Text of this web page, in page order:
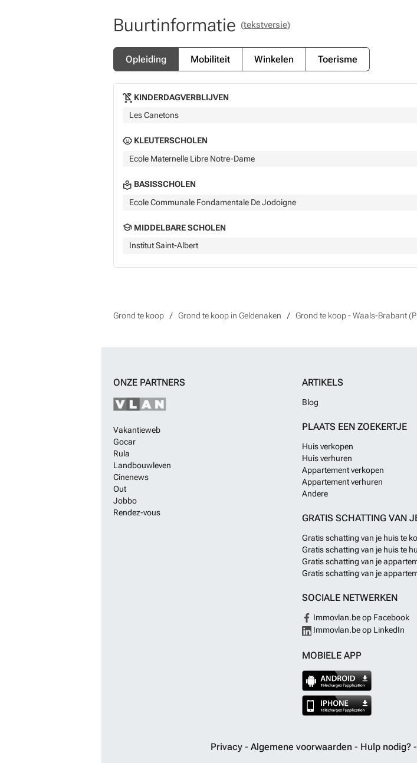
Buurtinformatie (tekstversie)
Opleiding Mobiliteit Winkelen Toerisme
KINDERDAGVERBLIJVEN
Les Canetons
KLEUTERSCHOLEN
Ecole Maternelle Libre Notre-Dame
BASISSCHOLEN
Ecole Communale Fondamentale De Jodoigne
MIDDELBARE SCHOLEN
Institut Saint-Albert
Grond te koop Grond te koop in Geldenaken Grond te koop - Waals-Brabant
ONZE PARTNERS
Vakantieweb
Gocar
Rula
Landbouwleven
Cinenews
Out
Jobbo
Rendez-vous
ARTIKELS
Blog
PLAATS EEN ZOEKERTJE
Huis verkopen
Huis verhuren
Appartement verkopen
Appartement verhuren
Andere
GRATIS SCHATTING VAN
Gratis schatting van je huis te
Gratis schatting van je huis te
Gratis schatting van je
Gratis schatting van je
SOCIALE NETWERKEN
Immovlan.be op Facebook
Immovlan.be op LinkedIn
MOBIELE APP
Privacy - Algemene voorwaarden - Hulp nodig? -